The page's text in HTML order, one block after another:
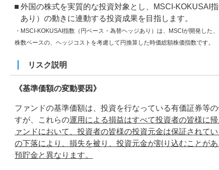
外国の株式を実質的な投資対象とし、MSCI-KOKUSAI
あり）の動きに連動する投資成果を目指します。
・MSCI-KOKUSAI指数（円ベース・為替ヘッジあり）は、
MSCIが開発した
株数ベースの、ヘッジコストを考慮して円換算した時価総額株価指数です。
リスク説明
《基準価額の変動要因》
ファンドの基準価額は、投資を行なっている有価証券等
すが、これらの運用による損益はすべて投資者の皆様に
ァンドにおいて、投資者の皆様の投資元金は保証されて
の下落により、損失を被り、投資元金が割り込むことが
預貯金と異なります。